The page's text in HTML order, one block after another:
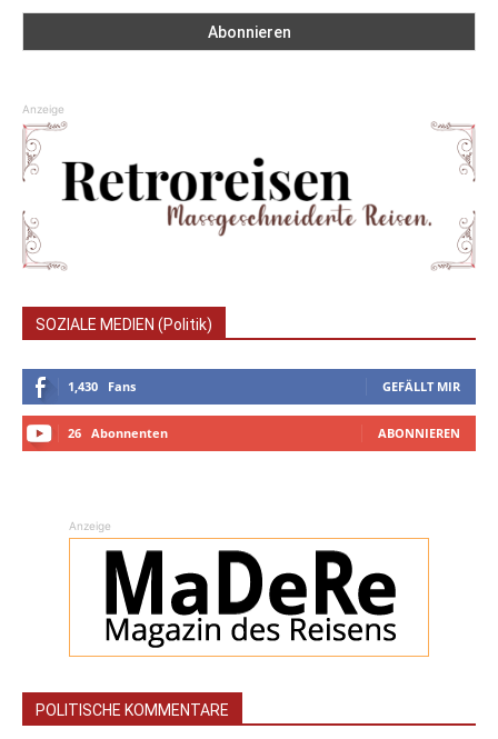
Anzeige
SOZIALE MEDIEN (Politik)
1,430 Fans GEFÄLLT MIR
26 Abonnenten ABONNIEREN
Anzeige
POLITISCHE KOMMENTARE